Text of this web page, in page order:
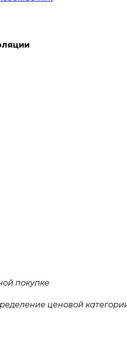
покупке
ценовой